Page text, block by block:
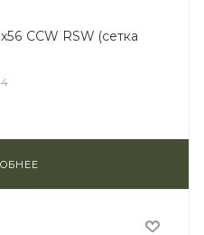
CCW RSW (сетка